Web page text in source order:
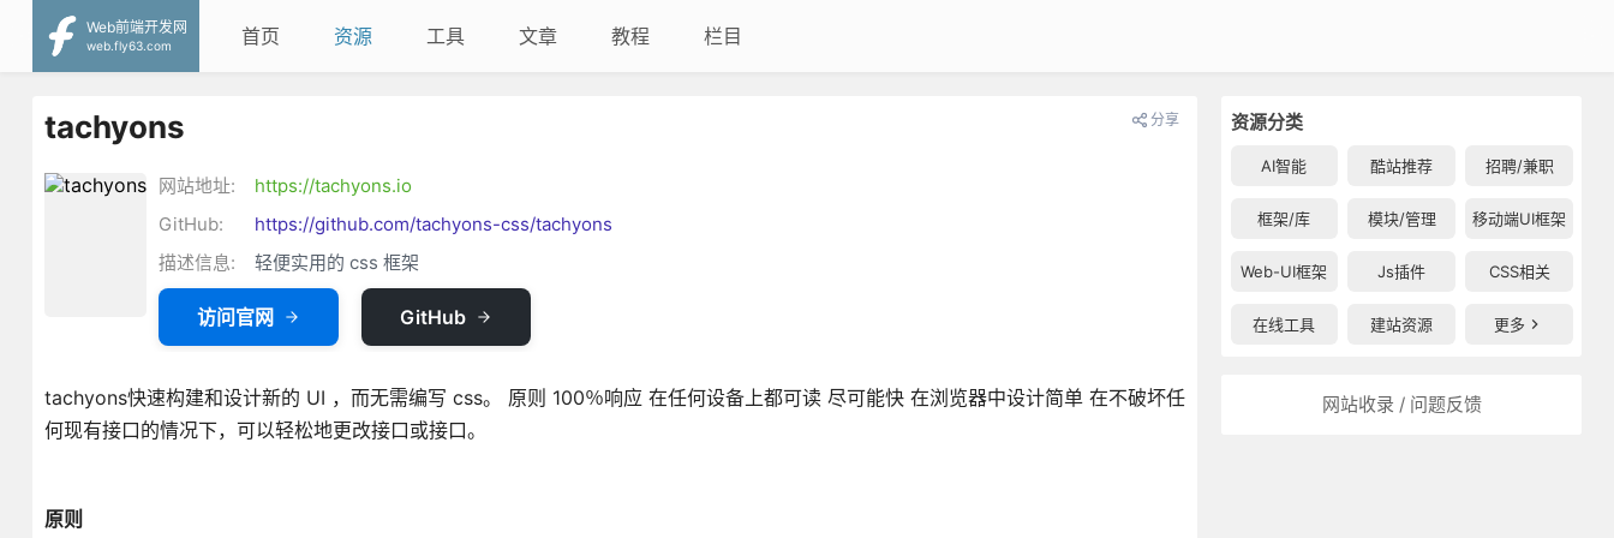
Web前端开发网
web.fly63.com
首页 资源 工具 文章 教程 栏目
资源分类
AI智能 酷站推荐 招聘/兼职
框架/库 模块/管理 移动端UI框架
Web-UI框架 Js插件 CSS相关
在线工具 建站资源 更多
网站收录 / 问题反馈
tachyons 分享
网站地址:
https://tachyons.io
GitHub:
https://github.com/tachyons-css/tachyons
描述信息:
轻便实用的 css 框架
访问官网 GitHub
tachyons快速构建和设计新的 UI ，而无需编写 css。 原则 100％响应 在任何设备上都可读 尽可能快 在浏览器中设计简单 在不破坏任
何现有接口的情况下，可以轻松地更改接口或接口。
原则